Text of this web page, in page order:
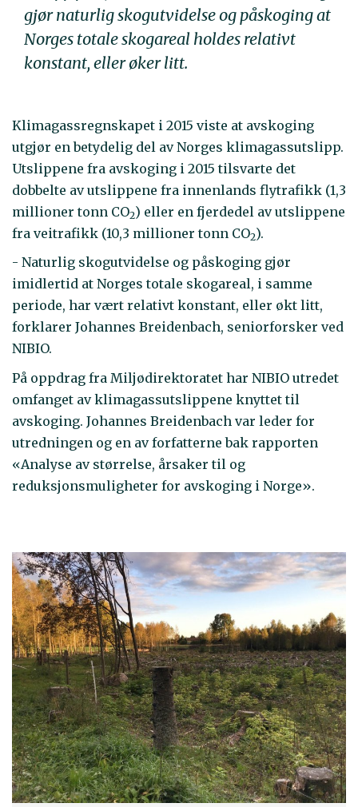
gjør naturlig skogutvidelse og påskoging at
Norges totale skogareal holdes relativt
konstant, eller øker litt.
Klimagassregnskapet i 2015 viste at avskoging
utgjør en betydelig del av Norges klimagassutslipp.
Utslippene fra avskoging i 2015 tilsvarte det
dobbelte av utslippene fra innenlands flytrafikk (1,3
millioner tonn CO2) eller en fjerdedel av utslippene
fra veitrafikk (10,3 millioner tonn CO2).
- Naturlig skogutvidelse og påskoging gjør
imidlertid at Norges totale skogareal, i samme
periode, har vært relativt konstant, eller økt litt,
forklarer Johannes Breidenbach, seniorforsker ved
NIBIO.
På oppdrag fra Miljødirektoratet har NIBIO utredet
omfanget av klimagassutslippene knyttet til
avskoging. Johannes Breidenbach var leder for
utredningen og en av forfatterne bak rapporten
«Analyse av størrelse, årsaker til og
reduksjonsmuligheter for avskoging i Norge».